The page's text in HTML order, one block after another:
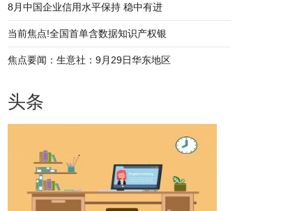
8月中国企业信用水平保持 稳中有进
当前焦点!全国首单含数据知识产权银
焦点要闻：生意社：9月29日华东地区
头条